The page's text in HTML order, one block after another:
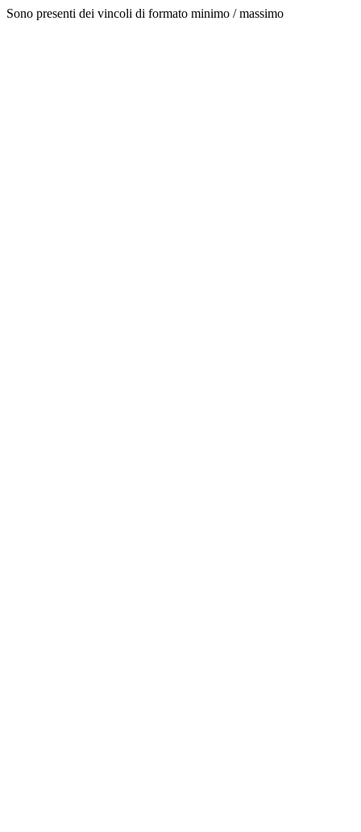
Sono presenti dei vincoli di formato minimo / massimo